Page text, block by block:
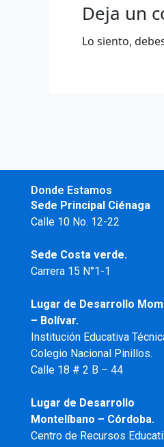
Deja un
Lo siento,
Donde Estamos
Sede Principal Ciénaga
Calle 10 No. 12-22
Sede Costa verde.
Carrera 15 N°1-1
Lugar de Desarrollo
– Bolívar.
Institución Educativa
Colegio Nacional Pinillos.
Calle 18 # 2 B – 44
Lugar de Desarrollo
Montelíbano – Córdoba.
Centro de Recursos